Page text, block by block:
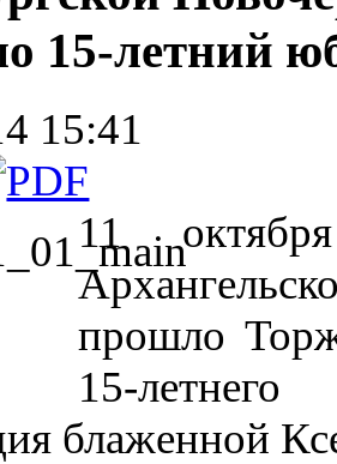
15-летний
15:41
11
прошло
15-
блаженной